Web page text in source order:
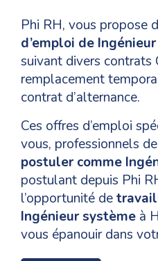
Phi RH, vous propose
d’emploi de
suivant divers contrats
remplacement
contrat d’alternance.
Ces offres d’emploi
vous, professionnels
postuler comme
postulant depuis Phi
l’opportunité de
Ingénieur système à
vous épanouir dans